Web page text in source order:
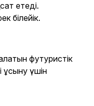
етеді.
білейік.
футуристік
ұсыну үшін